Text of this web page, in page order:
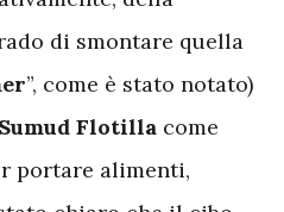
di smontare quella
”, come è stato notato)
Flotilla come
portare alimenti,